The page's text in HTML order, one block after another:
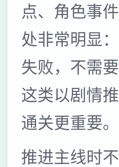
点、角色事
处非常明显
失败，不需
这类以剧情
通关更重要。
推进主线时